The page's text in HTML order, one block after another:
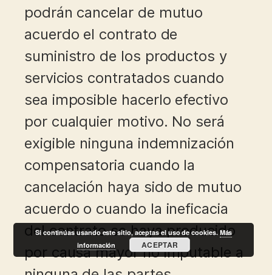
podrán cancelar de mutuo
acuerdo el contrato de
suministro de los productos y
servicios contratados cuando
sea imposible hacerlo efectivo
por cualquier motivo. No será
exigible ninguna indemnización
compensatoria cuando la
cancelación haya sido de mutuo
acuerdo o cuando la ineficacia
del contrato se haya producido
por causa mayor no imputable a
Si continúas usando este sitio, aceptas el uso de cookies.Más
información
ACEPTAR